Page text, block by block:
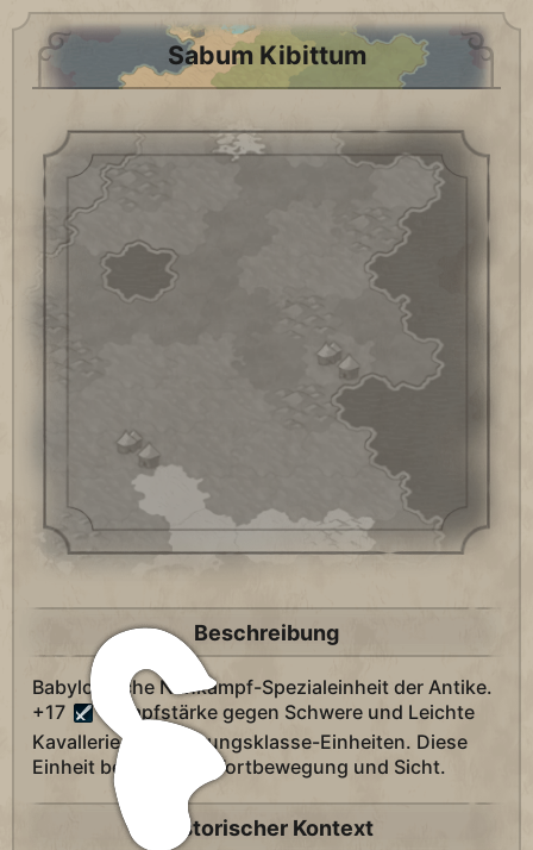
Sabum Kibittum
Beschreibung
Babylonische Nahkampf-Spezialeinheit der Antike.
+17
Kampfstärke gegen Schwere und Leichte
Kavallerie-Beförderungsklasse-Einheiten. Diese
Einheit besitzt 3
Fortbewegung und Sicht.
Historischer Kontext